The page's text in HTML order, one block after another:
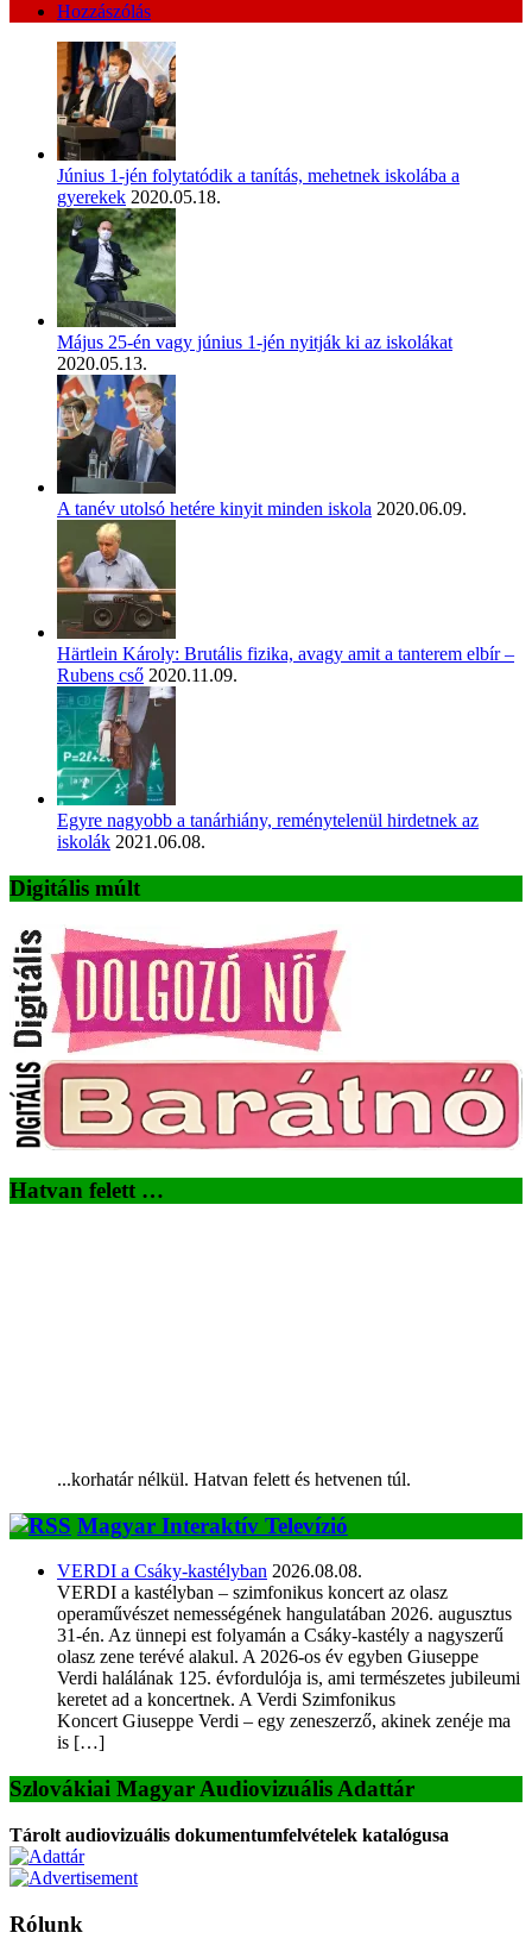
Hozzászólás
Június 1-jén folytatódik a tanítás, mehetnek iskolába a
gyerekek 2020.05.18.
Május 25-én vagy június 1-jén nyitják ki az iskolákat
2020.05.13.
A tanév utolsó hetére kinyit minden iskola 2020.06.09.
Härtlein Károly: Brutális fizika, avagy amit a tanterem elbír –
Rubens cső 2020.11.09.
Egyre nagyobb a tanárhiány, reménytelenül hirdetnek az
iskolák 2021.06.08.
Digitális múlt
Hatvan felett …
...korhatár nélkül. Hatvan felett és hetvenen túl.
Magyar Interaktív Televízió
VERDI a Csáky-kastélyban 2026.08.08.
VERDI a kastélyban – szimfonikus koncert az olasz
operaművészet nemességének hangulatában 2026. augusztus
31-én. Az ünnepi est folyamán a Csáky-kastély a nagyszerű
olasz zene terévé alakul. A 2026-os év egyben Giuseppe
Verdi halálának 125. évfordulója is, ami természetes jubileumi
keretet ad a koncertnek. A Verdi Szimfonikus
Koncert Giuseppe Verdi – egy zeneszerző, akinek zenéje ma
is […]
Szlovákiai Magyar Audiovizuális Adattár
Tárolt audiovizuális dokumentumfelvételek katalógusa
Rólunk